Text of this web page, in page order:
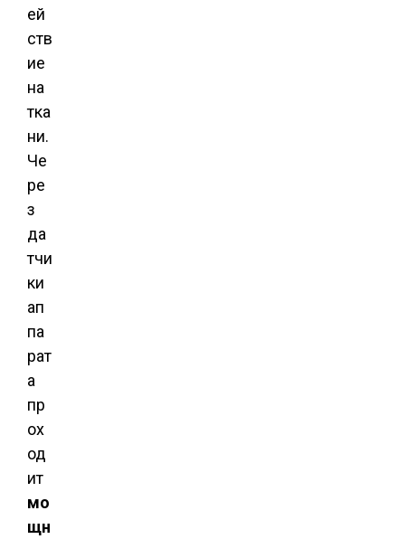
ей
ств
ие
на
тка
ни.
Че
ре
з
да
тчи
ки
ап
па
рат
а
пр
ох
од
ит
мо
щн